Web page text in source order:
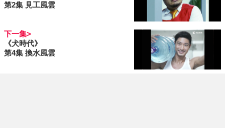
第2集 見工風雲
下一集>
《犬時代》
第4集 換水風雲